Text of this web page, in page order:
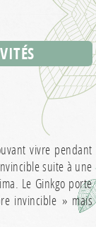
vivre pendant
suite à une
Le Ginkgo porte
invincible » mais